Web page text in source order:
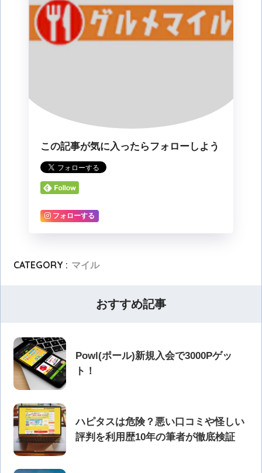
この記事が気に入ったらフォローしよう
フォローする
CATEGORY : マイル
おすすめ記事
Powl(ポール)新規入会で3000Pゲッ
ト！
ハピタスは危険？悪い口コミや怪しい
評判を利用歴10年の筆者が徹底検証